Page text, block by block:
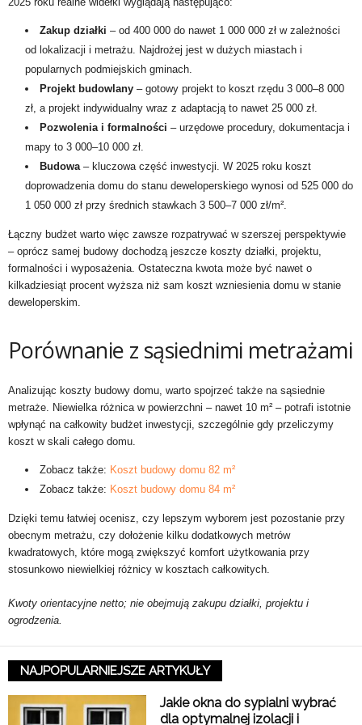
Zakup działki – od 400 000 do nawet 1 000 000 zł w zależności
od lokalizacji i metrażu. Najdrożej jest w dużych miastach i
popularnych podmiejskich gminach.
Projekt budowlany – gotowy projekt to koszt rzędu 3 000–8 000
zł, a projekt indywidualny wraz z adaptacją to nawet 25 000 zł.
Pozwolenia i formalności – urzędowe procedury, dokumentacja i
mapy to 3 000–10 000 zł.
Budowa– kluczowa część inwestycji. W 2025 roku koszt
doprowadzenia domu do stanu deweloperskiego wynosi od 525 000 do
1 050 000 zł przy średnich stawkach 3 500–7 000 zł/m².
Łączny budżet warto więc zawsze rozpatrywać w szerszej perspektywie
– oprócz samej budowy dochodzą jeszcze koszty działki, projektu,
formalności i wyposażenia. Ostateczna kwota może być nawet o
kilkadziesiąt procent wyższa niż sam koszt wzniesienia domu w stanie
deweloperskim.
Porównanie z sąsiednimi metrażami
Analizując koszty budowy domu, warto spojrzeć także na sąsiednie
metraże. Niewielka różnica w powierzchni – nawet 10 m² – potrafi istotnie
wpłynąć na całkowity budżet inwestycji, szczególnie gdy przeliczymy
koszt w skali całego domu.
Zobacz także: Koszt budowy domu 82 m²
Zobacz także: Koszt budowy domu 84 m²
Dzięki temu łatwiej ocenisz, czy lepszym wyborem jest pozostanie przy
obecnym metrażu, czy dołożenie kilku dodatkowych metrów
kwadratowych, które mogą zwiększyć komfort użytkowania przy
stosunkowo niewielkiej różnicy w kosztach całkowitych.
Kwoty orientacyjne netto; nie obejmują zakupu działki, projektu i
ogrodzenia.
NAJPOPULARNIEJSZE ARTYKUŁY
Jakie okna do sypialni wybrać
dla optymalnej izolacji i